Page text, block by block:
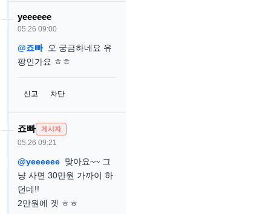
yeeeeee
05.26 09:00
@죠빠오 궁금하네요 유
팡인가요 ㅎㅎ
신고 차단
죠빠 게시자
05.26 09:21
@yeeeeee 맞아요~~ 그
냥 사면 30만원 가까이 하
던데!!
2만원에 겟 ㅎㅎ